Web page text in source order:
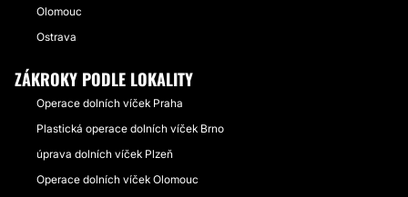
Olomouc
Ostrava
ZÁKROKY PODLE LOKALITY
Operace dolních víček Praha
Plastická operace dolních víček Brno
úprava dolních víček Plzeň
Operace dolních víček Olomouc